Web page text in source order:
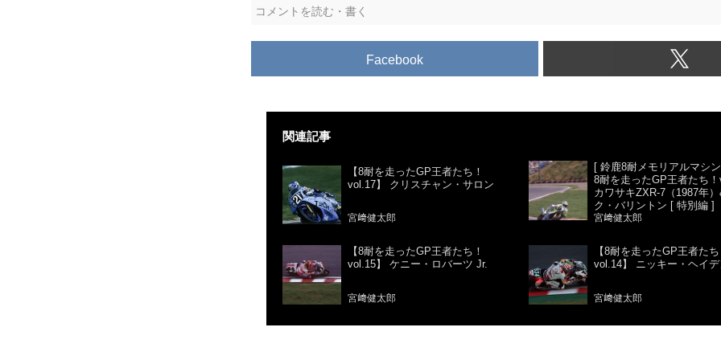
コメントを読む・書く
Facebook
関連記事
【8耐を走ったGP王者たち！
vol.17】 クリスチャン・サロン
宮﨑健太郎
[ 鈴鹿8耐メモリアルマシ
8耐を走ったGP王者たち
カワサキZXR-7（1987年
ク・バリントン [ 特別編 ]
宮﨑健太郎
【8耐を走ったGP王者たち！
vol.15】 ケニー・ロバーツ Jr.
宮﨑健太郎
【8耐を走ったGP王者たち
vol.14】 ニッキー・ヘイデ
宮﨑健太郎